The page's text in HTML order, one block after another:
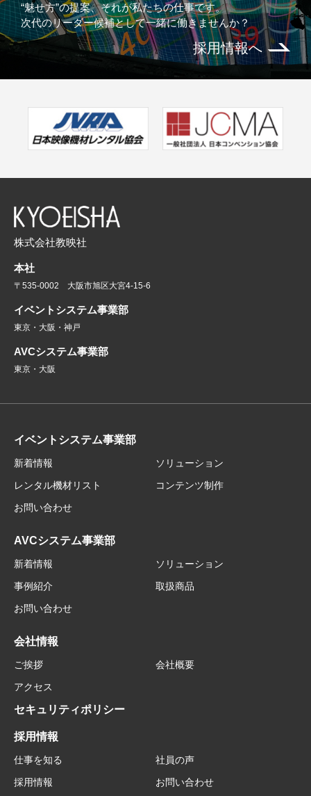
“魅せ方”の提案、それが私たちの仕事です。
次代のリーダー候補として一緒に働きませんか？
採用情報へ
株式会社教映社
本社
〒535-0002 大阪市旭区大宮4-15-6
イベントシステム事業部
東京・大阪・神戸
AVCシステム事業部
東京・大阪
イベントシステム事業部
新着情報
ソリューション
レンタル機材リスト
コンテンツ制作
お問い合わせ
AVCシステム事業部
新着情報
ソリューション
事例紹介
取扱商品
お問い合わせ
会社情報
ご挨拶
会社概要
アクセス
セキュリティポリシー
採用情報
仕事を知る
社員の声
採用情報
お問い合わせ